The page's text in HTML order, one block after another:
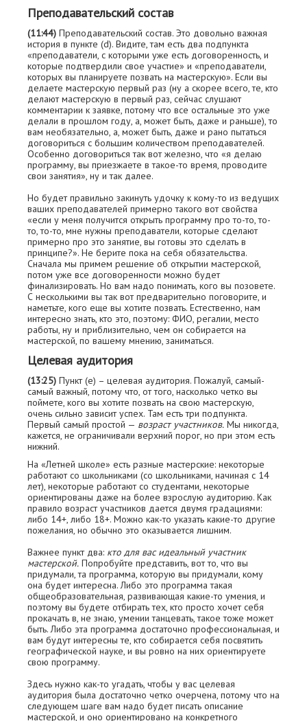
Преподавательский состав
(11:44) Преподавательский состав. Это довольно важная
история в пункте (d). Видите, там есть два подпункта
«преподаватели, с которыми уже есть договоренность, и
которые подтвердили свое участие» и «преподаватели,
которых вы планируете позвать на мастерскую». Если вы
делаете мастерскую первый раз (ну а скорее всего, те, кто
делают мастерскую в первый раз, сейчас слушают
комментарии к заявке, потому что все остальные это уже
делали в прошлом году, а, может быть, даже и раньше), то
вам необязательно, а, может быть, даже и рано пытаться
договориться с большим количеством преподавателей.
Особенно договориться так вот железно, что «я делаю
программу, вы приезжаете в такое-то время, проводите
свои занятия», ну и так далее.
Но будет правильно закинуть удочку к кому-то из ведущих
ваших преподавателей примерно такого вот свойства
«если у меня получится открыть программу про то-то, то-
то, то-то, мне нужны преподаватели, которые сделают
примерно про это занятие, вы готовы это сделать в
принципе?». Не берите пока на себя обязательства.
Сначала мы примем решение об открытии мастерской,
потом уже все договоренности можно будет
финализировать. Но вам надо понимать, кого вы позовете.
С несколькими вы так вот предварительно поговорите, и
наметьте, кого еще вы хотите позвать. Естественно, нам
интересно знать, кто это, поэтому: ФИО, регалии, место
работы, ну и приблизительно, чем он собирается на
мастерской, по вашему мнению, заниматься.
Целевая аудитория
(13:25) Пункт (е) – целевая аудитория. Пожалуй, самый-
самый важный, потому что, от того, насколько четко вы
поймете, кого вы хотите позвать на свою мастерскую,
очень сильно зависит успех. Там есть три подпункта.
Первый самый простой — возраст участников. Мы никогда,
кажется, не ограничивали верхний порог, но при этом есть
нижний.
На «Летней школе» есть разные мастерские: некоторые
работают со школьниками (со школьниками, начиная с 14
лет), некоторые работают со студентами, некоторые
ориентированы даже на более взрослую аудиторию. Как
правило возраст участников дается двумя градациями:
либо 14+, либо 18+. Можно как-то указать какие-то другие
пожелания, но обычно это оказывается лишним.
Важнее пункт два: кто для вас идеальный участник
мастерской. Попробуйте представить, вот то, что вы
придумали, та программа, которую вы придумали, кому
она будет интересна. Либо это программа такая
общеобразовательная, развивающая какие-то умения, и
поэтому вы будете отбирать тех, кто просто хочет себя
прокачать в, не знаю, умении танцевать, такое тоже может
быть. Либо эта программа достаточно профессиональная, и
вам будут интересны те, кто собирается себя посвятить
географической науке, и вы ровно на них ориентируете
свою программу.
Здесь нужно как-то угадать, чтобы у вас целевая
аудитория была достаточно четко очерчена, потому что на
следующем шаге вам надо будет писать описание
мастерской, и оно ориентировано на конкретного